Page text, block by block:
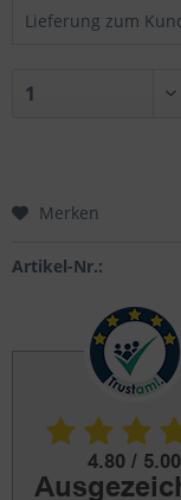
Lieferung zum
Merken
Artikel-Nr.: